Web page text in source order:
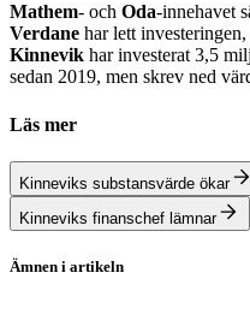
Mathem- och Oda-innehavet
Verdane har lett
Kinnevik har investerat 3,5
sedan 2019, men skrev ned
Läs mer
Kinneviks substansvärde ökar
Kinneviks finanschef lämnar
Ämnen i artikeln